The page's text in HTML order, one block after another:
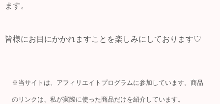
ます。
皆様にお目にかかれますことを楽しみにしております♡
※当サイトは、アフィリエイトプログラムに参加しています。商品
のリンクは、私が実際に使った商品だけを紹介しています。